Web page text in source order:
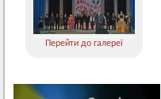
Перейти до галереї